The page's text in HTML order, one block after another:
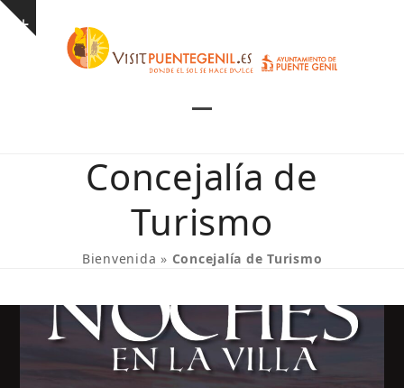
Skip
Show
mobile
menu
mobile
menu
Concejalía de
Turismo
Bienvenida » Concejalía de Turismo